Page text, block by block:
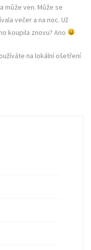
může ven. Může se
večer a na noc. Už
koupila znovu? Ano
na lokální ošetření